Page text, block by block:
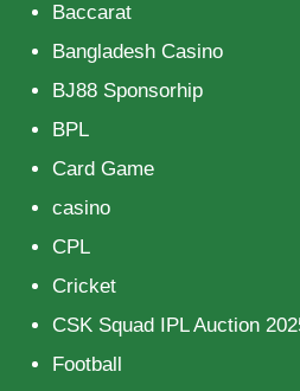
Baccarat
Bangladesh Casino
BJ88 Sponsorhip
BPL
Card Game
casino
CPL
Cricket
CSK Squad IPL Auction
Football